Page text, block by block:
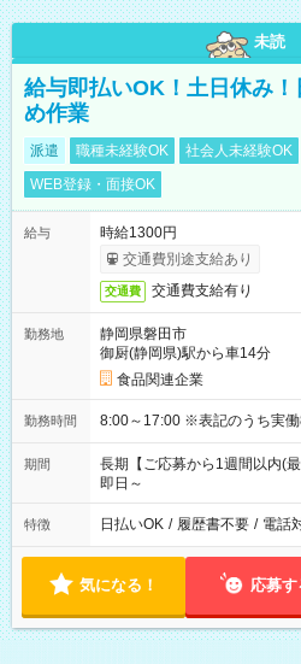
未読
給与即払いOK！土日休み
め作業
派遣 職種未経験OK 社会人未経験OK
WEB登録・面接OK
給与
時給1300円
交通費別途支給あり
交通費 交通費支給有り
勤務地
静岡県磐田市
御厨(静岡県)駅から車14分
食品関連企業
勤務時間 8:00～17:00 ※表記のう
期間
長期【ご応募から1週間以内(
即日～
特徴 日払いOK / 履歴書不要 / 電話
気になる！ 応募す